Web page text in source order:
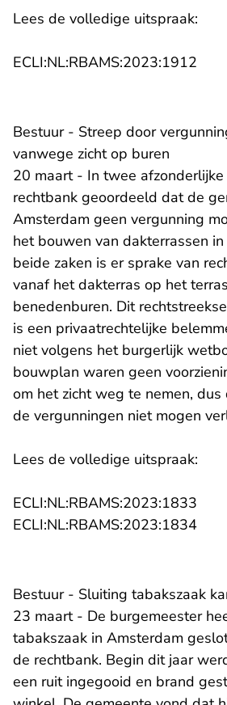
Lees de volledige uitspraak:
ECLI:NL:RBAMS:2023:1912
Bestuur - Streep door
vanwege zicht op buren
20 maart - In twee
rechtbank geoordeeld dat de
Amsterdam geen vergunning
het bouwen van dakterrassen
beide zaken is er sprake van
vanaf het dakterras op het
benedenburen. Dit
is een privaatrechtelijke
niet volgens het burgerlijk
bouwplan waren geen
om het zicht weg te nemen,
de vergunningen niet mogen
Lees de volledige uitspraak:
ECLI:NL:RBAMS:2023:1833
ECLI:NL:RBAMS:2023:1834- U
Bestuur - Sluiting tabakszaak
23 maart - De burgemeester
tabakszaak in Amsterdam
de rechtbank. Begin dit jaar
een ruit ingegooid en brand